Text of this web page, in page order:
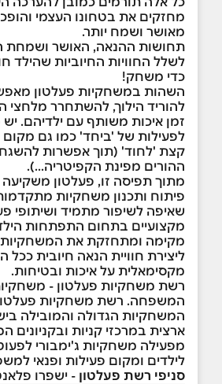
מחזקים את בטחונו העצמי
מאושר ושמח יותר.
תחושות ההנאה, האושר ושמחת
לשלל החוויות החיוביות שהילד
כדי משחק!
השהות במשחקיות פעלטון
להוריד הילוך, להשתחרר מלחצי
זמן איכות משותף עם ילדיהם.
לפעילות של 'ביחד' כמו גם מקום
קצת 'לחוד' (תוך אפשרות
ההורים מפינת הקפיטריה...).
מתוך תפיסה זו, פעלטון משקיעה
פיתוח ותכנון משחקיות
שאיפה לשיפור מתמיד ושיתופי
מקצועיים בתחום התפתחות
מקימה ומתחזקת את המשחקיות
ליצירת חוויית הנאה חיובית ככל
מקסימאלית על איכות ובטיחות.
רשת משחקיות פעלטון -
המשפחה. רשת משחקיות
המשחקיות הגדולה והמובילה
ארצית במרכזי קניות ובקניונים
מפעילה משחקיות ג'ימבורי
לילדים ומקום פעילות ופנאי
סניפי רשת פעלטון - ישפרו